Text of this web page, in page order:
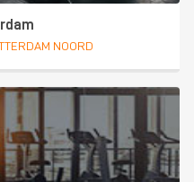
NOORD